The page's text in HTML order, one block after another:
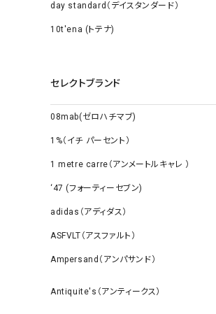
day standard（デイスタンダード）
10t'ena (トテナ)
セレクトブランド
08mab(ゼロハチマブ)
1%（イチ パーセント）
1 metre carre（アンメートルキャレ ）
‘47 (フォーティーセブン)
adidas（アディダス）
ASFVLT（アスファルト）
Ampersand（アンパサンド）
Antiquite's（アンティークス）